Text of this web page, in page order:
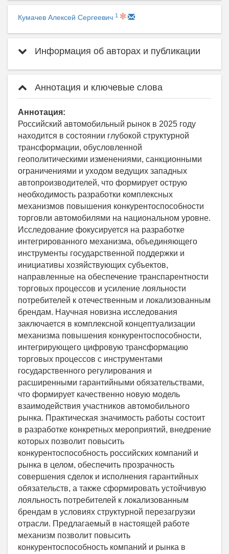
Кумачев Алексей Сергеевич 1
Информация об авторах и публикации
Аннотация и ключевые слова
Аннотация:
Российский автомобильный рынок в 2025 году
находится в состоянии глубокой структурной
трансформации, обусловленной
геополитическими изменениями, санкционными
ограничениями и уходом ведущих западных
автопроизводителей, что формирует острую
необходимость разработки комплексных
механизмов повышения конкурентоспособности
торговли автомобилями на национальном уровне.
Исследование фокусируется на разработке
интегрированного механизма, объединяющего
инструменты государственной поддержки и
инициативы хозяйствующих субъектов,
направленные на обеспечение транспарентности
торговых процессов и усиление лояльности
потребителей к отечественным и локализованным
брендам. Научная новизна исследования
заключается в комплексной концептуализации
механизма повышения конкурентоспособности,
интегрирующего цифровую трансформацию
торговых процессов с инструментами
государственного регулирования и
расширенными гарантийными обязательствами,
что формирует качественно новую модель
взаимодействия участников автомобильного
рынка. Практическая значимость работы состоит
в разработке конкретных мероприятий, внедрение
которых позволит повысить
конкурентоспособность российских компаний и
рынка в целом, обеспечить прозрачность
совершения сделок и исполнения гарантийных
обязательств, а также сформировать устойчивую
лояльность потребителей к локализованным
брендам в условиях структурной перезагрузки
отрасли. Предлагаемый в настоящей работе
механизм позволит повысить
конкурентоспособность компаний и рынка в